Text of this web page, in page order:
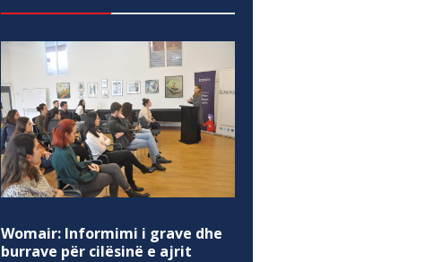
Womair: Informimi i grave dhe
burrave për cilësinë e ajrit